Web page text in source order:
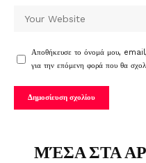
Αποθήκευσε το όνομά μου, email,
για την επόμενη φορά που θα
ΜΈΣΑ ΣΤΑ